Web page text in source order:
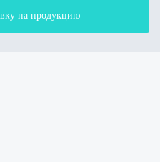
на продукцию